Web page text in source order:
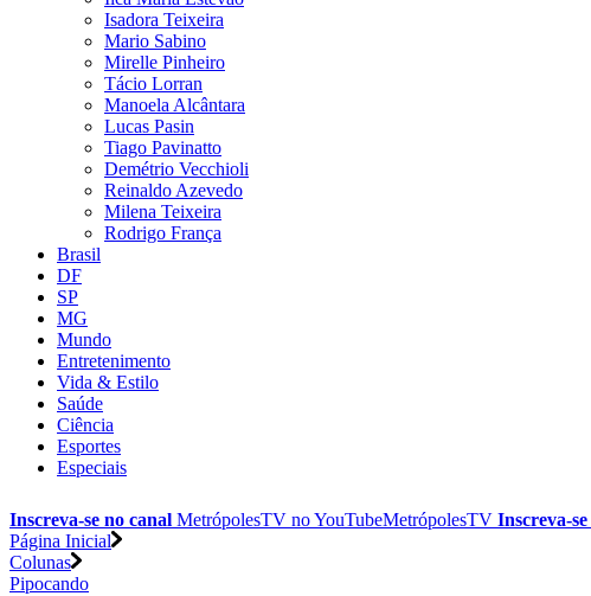
Isadora Teixeira
Mario Sabino
Mirelle Pinheiro
Tácio Lorran
Manoela Alcântara
Lucas Pasin
Tiago Pavinatto
Demétrio Vecchioli
Reinaldo Azevedo
Milena Teixeira
Rodrigo França
Brasil
DF
SP
MG
Mundo
Entretenimento
Vida & Estilo
Saúde
Ciência
Esportes
Especiais
Inscreva-se no canal MetrópolesTV noYouTubeMetrópolesTV Inscreva-se
Página Inicial
Colunas
Pipocando